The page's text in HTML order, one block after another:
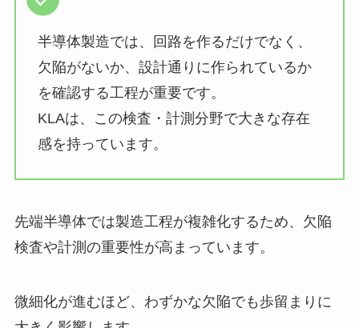
半導体製造では、回路を作るだけでなく、
欠陥がないか、設計通りに作られているか
を確認する工程が重要です。
KLAは、この検査・計測分野で大きな存在
感を持っています。
先端半導体では製造工程が複雑化するため、欠陥
検査や計測の重要性が高まっています。
微細化が進むほど、わずかな欠陥でも歩留まりに